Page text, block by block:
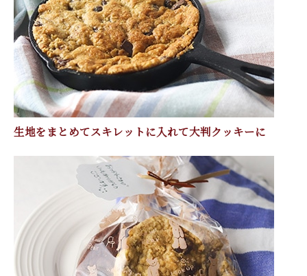
生地をまとめてスキレットに入れて大判クッキーに